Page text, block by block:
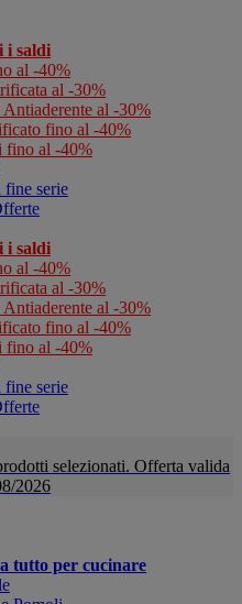
i saldi
al -40%
al -30%
al -30%
fino al -40%
fino al -40%
serie
i saldi
al -40%
al -30%
al -30%
fino al -40%
fino al -40%
serie
selezionati. Offerta valida
2026
tutto per cucinare